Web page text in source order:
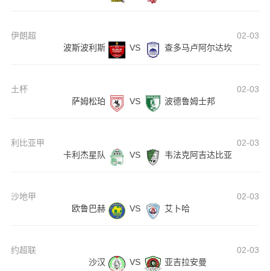
伊朗超
02-03
波斯波利斯
VS 查多马卢阿尔达坎
土杯
02-03
萨姆松珀
VS 波德鲁姆士邦
利比亚甲
02-03
卡利杰星队
VS 韦法克阿吉达比亚
沙地甲
02-03
欧鲁巴赫
VS 艾卜哈
约超联
02-03
沙汉
VS 亚吉拉安曼